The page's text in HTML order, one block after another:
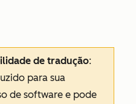
de tradução:
para sua
de software e pode